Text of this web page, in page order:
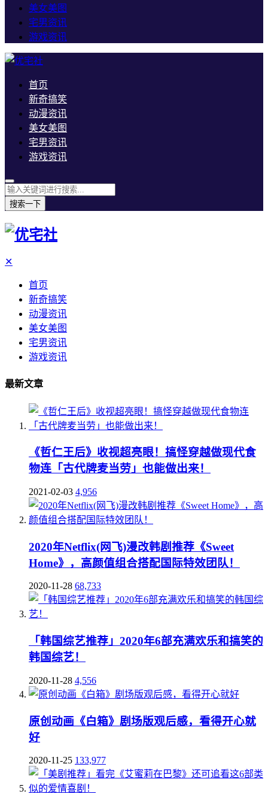
美女美图
宅男资讯
游戏资讯
首页
新奇搞笑
动漫资讯
美女美图
宅男资讯
游戏资讯
搜索一下
✕
首页
新奇搞笑
动漫资讯
美女美图
宅男资讯
游戏资讯
最新文章
《哲仁王后》收视超亮眼！搞怪穿越做现代食
物连「古代牌麦当劳」也能做出来！
2021-02-03 4,956
2020年Netflix(网飞)漫改韩剧推荐《Sweet
Home》，高颜值组合搭配国际特效团队！
2020-11-28 68,733
「韩国综艺推荐」2020年6部充满欢乐和搞笑的
韩国综艺！
2020-11-28 4,556
原创动画《白箱》剧场版观后感，看得开心就
好
2020-11-25 133,977